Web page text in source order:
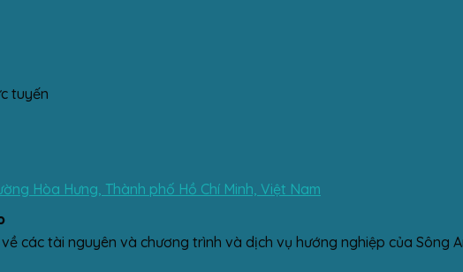
tuyến
Hòa Hưng, Thành phố Hồ Chí Minh, Việt Nam
các tài nguyên và chương trình và dịch vụ hướng nghiệp của Sông